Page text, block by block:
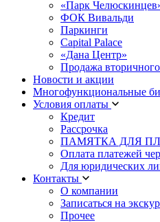
«Парк
ФОК Вивальди
Паркинги
Capital Palace
«Дана Центр»
Продажа
Новости и акции
Многофункциональные
Условия оплаты
Кредит
Рассрочка
ПАМЯТКА ДЛЯ
Оплата платежей
Для юридических
Контакты
О компании
Записаться на
Прочее